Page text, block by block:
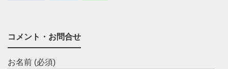
コメント・お問合せ
お名前 (必須)